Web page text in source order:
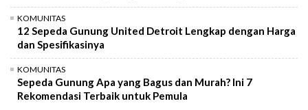
KOMUNITAS
12 Sepeda Gunung United Detroit Lengkap dengan Harga
dan Spesifikasinya
KOMUNITAS
Sepeda Gunung Apa yang Bagus dan Murah? Ini 7
Rekomendasi Terbaik untuk Pemula